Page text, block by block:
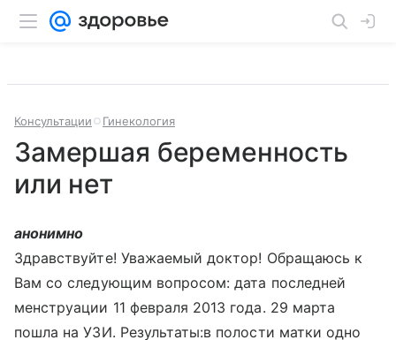
Консультации Гинекология
Замершая беременность
или нет
анонимно
Здравствуйте! Уважаемый доктор! Обращаюсь к
Вам со следующим вопросом: дата последней
менструации 11 февраля 2013 года. 29 марта
пошла на УЗИ. Результаты:в полости матки одно